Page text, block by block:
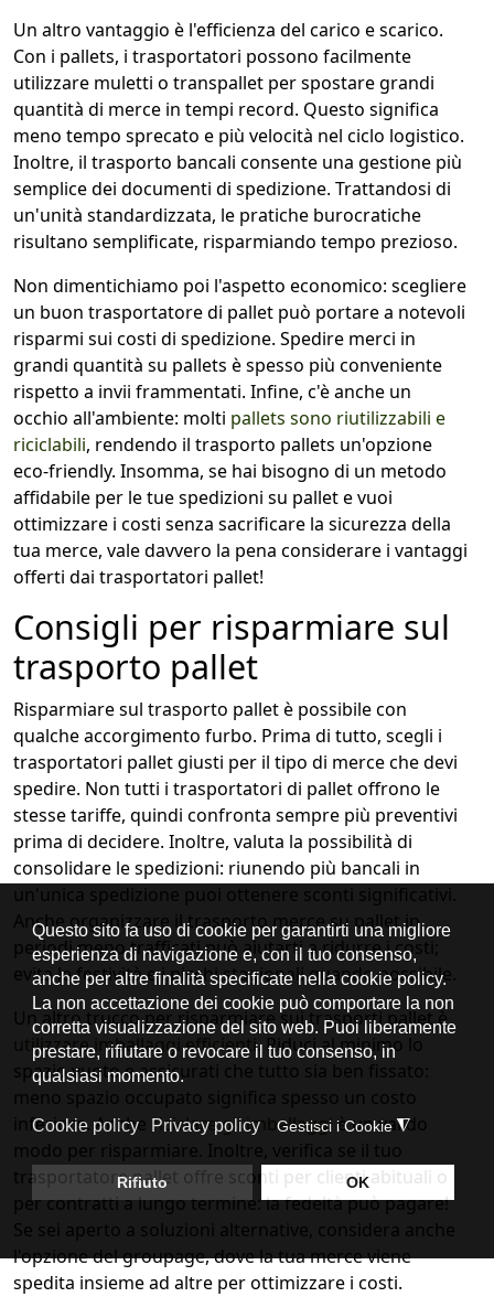
Un altro vantaggio è l'efficienza del carico e scarico.
Con i pallets, i trasportatori possono facilmente
utilizzare muletti o transpallet per spostare grandi
quantità di merce in tempi record. Questo significa
meno tempo sprecato e più velocità nel ciclo logistico.
Inoltre, il trasporto bancali consente una gestione più
semplice dei documenti di spedizione. Trattandosi di
un'unità standardizzata, le pratiche burocratiche
risultano semplificate, risparmiando tempo prezioso.
Non dimentichiamo poi l'aspetto economico: scegliere
un buon trasportatore di pallet può portare a notevoli
risparmi sui costi di spedizione. Spedire merci in
grandi quantità su pallets è spesso più conveniente
rispetto a invii frammentati. Infine, c'è anche un
occhio all'ambiente: molti pallets sono riutilizzabili e
riciclabili, rendendo il trasporto pallets un'opzione
eco-friendly. Insomma, se hai bisogno di un metodo
affidabile per le tue spedizioni su pallet e vuoi
ottimizzare i costi senza sacrificare la sicurezza della
tua merce, vale davvero la pena considerare i vantaggi
offerti dai trasportatori pallet!
Consigli per risparmiare sul
trasporto pallet
Risparmiare sul trasporto pallet è possibile con
qualche accorgimento furbo. Prima di tutto, scegli i
trasportatori pallet giusti per il tipo di merce che devi
spedire. Non tutti i trasportatori di pallet offrono le
stesse tariffe, quindi confronta sempre più preventivi
prima di decidere. Inoltre, valuta la possibilità di
consolidare le spedizioni: riunendo più bancali in
un'unica spedizione puoi ottenere sconti significativi.
Anche organizzare il trasporto merce su pallet in
periodi meno trafficati può aiutarti a ridurre i costi;
evita le festività e i picchi stagionali quando possibile.
Un altro trucco per risparmiare sui trasporti pallet è
utilizzare imballaggi efficienti. Riduci al minimo lo
spazio vuoto e assicurati che tutto sia ben fissato:
meno spazio occupato significa spesso un costo
inferiore. Anche riciclare gli imballaggi è un valido
modo per risparmiare. Inoltre, verifica se il tuo
trasportatore pallet offre sconti per clienti abituali o
per contratti a lungo termine: la fedeltà può pagare!
Se sei aperto a soluzioni alternative, considera anche
l'opzione del groupage, dove la tua merce viene
spedita insieme ad altre per ottimizzare i costi.